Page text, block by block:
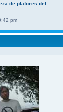
de plafones del ...
pm